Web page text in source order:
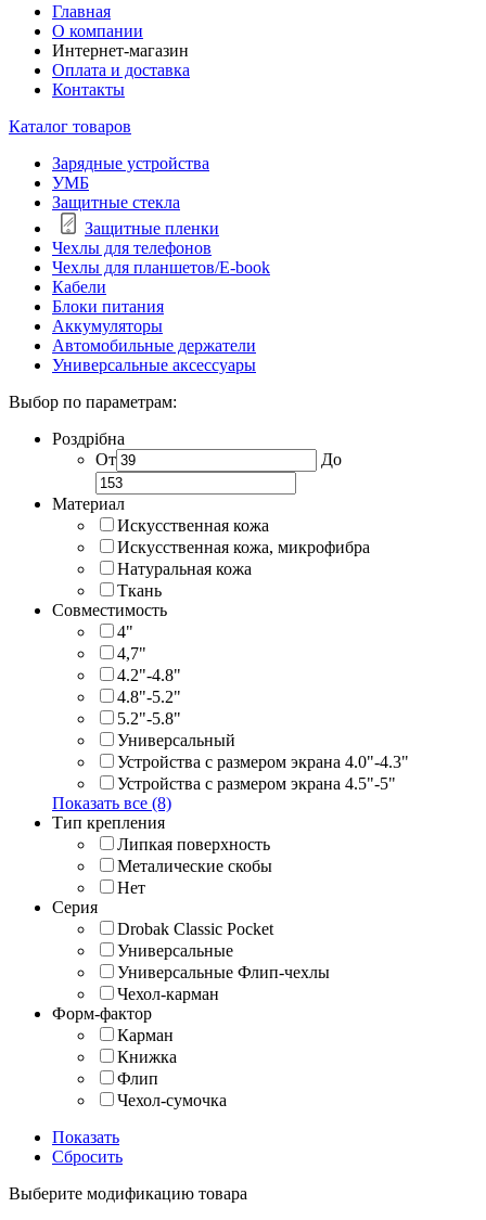
Главная
О компании
Интернет-магазин
Оплата и доставка
Контакты
Каталог товаров
Зарядные устройства
УМБ
Защитные стекла
Защитные пленки
Чехлы для телефонов
Чехлы для планшетов/E-book
Кабели
Блоки питания
Аккумуляторы
Автомобильные держатели
Универсальные аксессуары
Выбор по параметрам:
Роздрібна
От
До
Материал
Искусственная кожа
Искусственная кожа, микрофибра
Натуральная кожа
Ткань
Совместимость
4"
4,7"
4.2"-4.8"
4.8"-5.2"
5.2"-5.8"
Универсальный
Устройства с размером экрана 4.0"-4.3"
Устройства с размером экрана 4.5"-5"
Показать все (8)
Тип крепления
Липкая поверхность
Металические скобы
Нет
Серия
Drobak Classic Pocket
Универсальные
Универсальные Флип-чехлы
Чехол-карман
Форм-фактор
Карман
Книжка
Флип
Чехол-сумочка
Показать
Сбросить
Выберите модификацию товара